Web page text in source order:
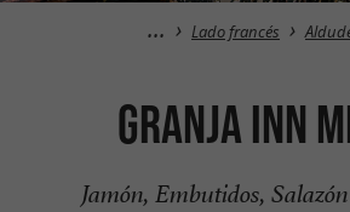
Lado francés
Granja Inn
Jamón, Embutidos,